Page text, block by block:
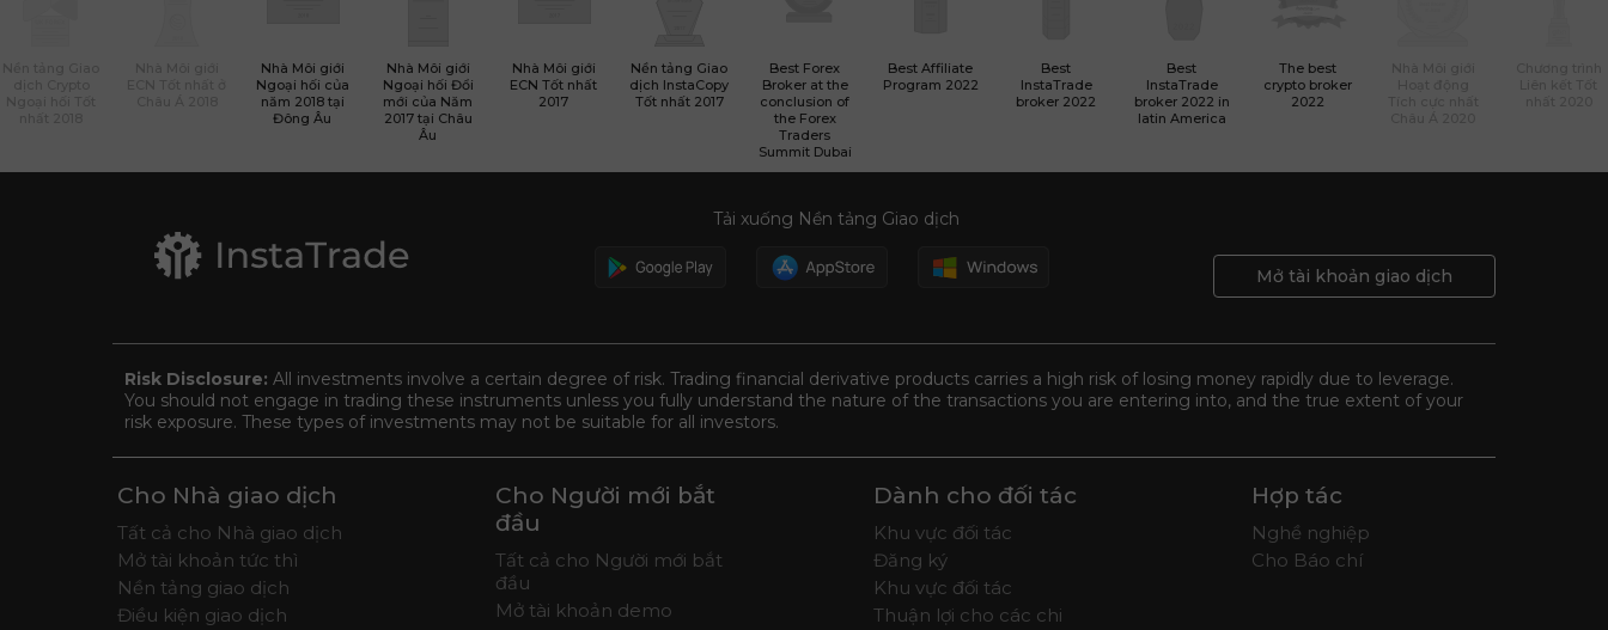
Nhà Môi giới
Ngoại hối của
năm 2018 tại
Đông Âu
Nhà Môi giới
Ngoại hối Đổi
mới của Năm
2017 tại Châu
Âu
Nhà Môi giới
ECN Tốt nhất
2017
Nền tảng Giao
dịch InstaCopy
Tốt nhất 2017
Best Forex
Broker at the
conclusion of
the Forex
Traders
Summit Dubai
Best Affiliate
Program 2022
Best
InstaTrade
broker 2022
Best
InstaTrade
broker 2022 in
latin America
The best
crypto broker
2022
Tải xuống Nền tảng Giao dịch
Mở tài khoản giao dịch
Risk Disclosure: All investments involve a certain degree of risk. Trading financial derivative products carries a high risk of losing money rapidly due to leverage.
You should not engage in trading these instruments unless you fully understand the nature of the transactions you are entering into, and the true extent of your
risk exposure. These types of investments may not be suitable for all investors.
Cho Nhà giao dịch
Tất cả cho Nhà giao dịch
Mở tài khoản tức thì
Nền tảng giao dịch
Điều kiện giao dịch
Cho Người mới bắt
đầu
Tất cả cho Người mới bắt
đầu
Mở tài khoản demo
Dành cho đối tác
Khu vực đối tác
Đăng ký
Khu vực đối tác
Thuận lợi cho các chi
Hợp tác
Nghề nghiệp
Cho Báo chí